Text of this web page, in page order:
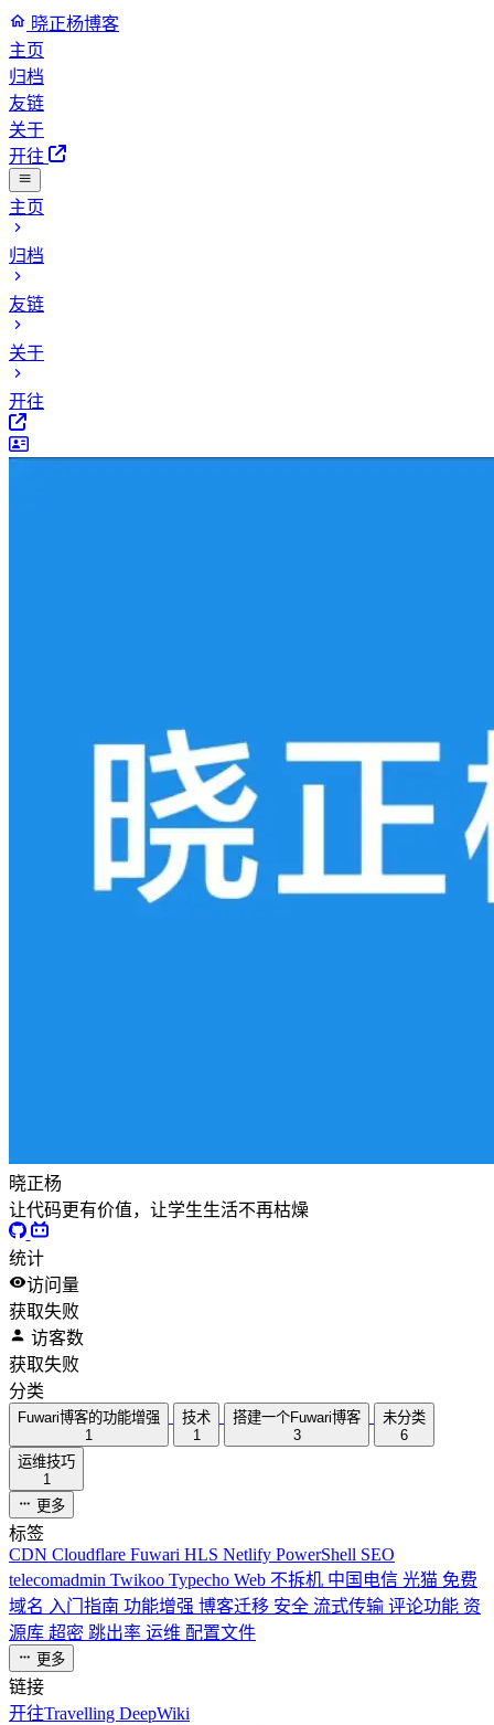
晓正杨博客
主页
归档
友链
关于
开往
主页
归档
友链
关于
开往
晓正杨
让代码更有价值，让学生生活不再枯燥
统计
访问量
获取失败
访客数
获取失败
分类
Fuwari博客的功能增强
1
技术
1
搭建一个Fuwari博客
3
未分类
6
运维技巧
1
更多
标签
CDN Cloudflare Fuwari HLS Netlify PowerShell SEO
telecomadmin Twikoo Typecho Web 不拆机 中国电信 光猫 免费
域名 入门指南 功能增强 博客迁移 安全 流式传输 评论功能 资
源库 超密 跳出率 运维 配置文件
更多
链接
开往Travelling DeepWiki